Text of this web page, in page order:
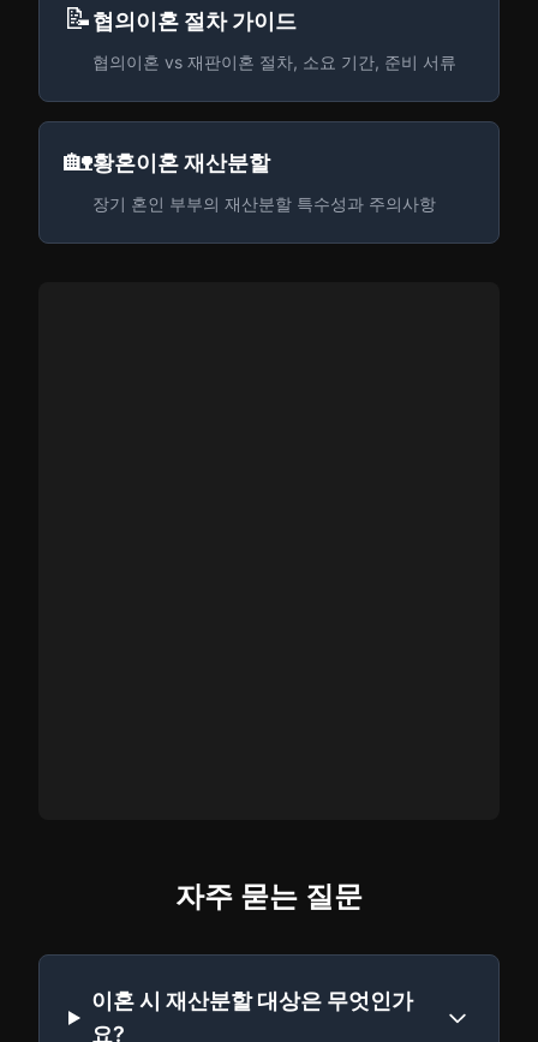
📝협의이혼 절차 가이드
협의이혼 vs 재판이혼 절차, 소요 기간, 준비 서류
🏡황혼이혼 재산분할
장기 혼인 부부의 재산분할 특수성과 주의사항
자주 묻는 질문
이혼 시 재산분할 대상은 무엇인가
요?